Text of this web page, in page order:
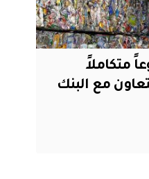
متكاملاً
مع البنك